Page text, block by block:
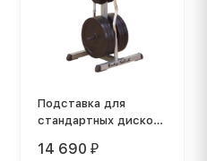
Подставка для
стандартных дисков
14 690 ₽